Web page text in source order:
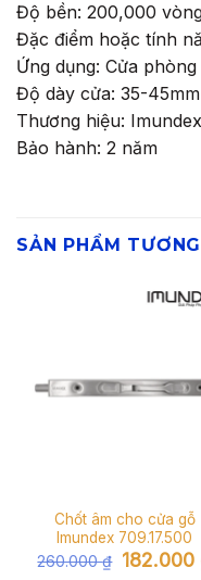
Độ bền: 200,000
Đặc điểm hoặc tính
Ứng dụng: Cửa phòng
Độ dày cửa: 35-45mm
Thương hiệu:
Bảo hành: 2 năm
SẢN PHẨM
Chốt âm cho cửa gỗ
Imundex 709.17.500
260.000₫ Giá
gốc
182.000